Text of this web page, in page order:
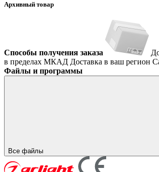
Архивный товар
Способы получения заказа
в пределах МКАД Доставка в ваш регион
Файлы и программы
Все файлы